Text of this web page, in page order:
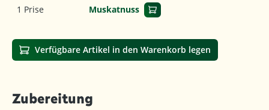
1 Prise
Muskatnuss
Verfügbare Artikel in den Warenkorb legen
Zubereitung